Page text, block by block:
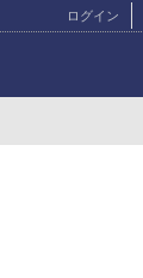
ログイン